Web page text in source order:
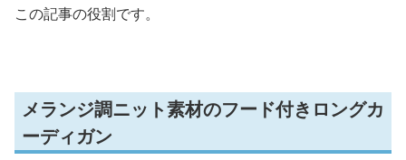
この記事の役割です。
メランジ調ニット素材のフード付きロングカ
ーディガン